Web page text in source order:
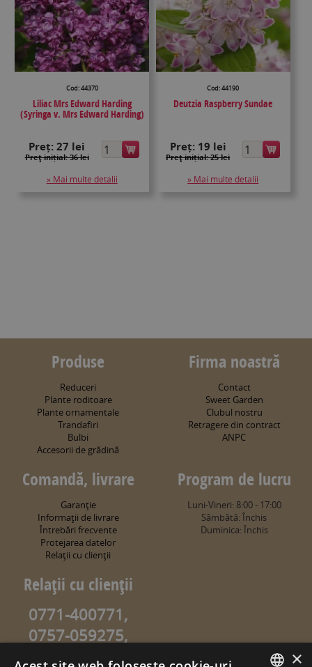
Cod: 44370
Liliac Mrs Edward Harding
(Syringa v. Mrs Edward Harding)
Preț:27 lei
Preţ inițial: 36 lei
» Mai multe detalii
Cod: 44190
Deutzia Raspberry Sundae
Preț: 19 lei
Preţ inițial: 25 lei
» Mai multe detalii
Produse
Reduceri
Plante roditoare
Plante ornamentale
Trandafiri
Bulbi
Accesorii de grădină
Firma noastră
Contact
Sweet Garden
Clubul nostru
Retragere din contract
ANPC
Comandă, livrare
Garanţie
Informaţii de livrare
Întrebări frecvente
Protejarea datelor
Relaţii cu clienţii
Program de lucru
Luni-Vineri: 8:00 - 17:00
Sâmbătă: Închis
Duminica: Închis
Relaţii cu clienţii
0771-400771,
0757-059275,
0757-059274
×